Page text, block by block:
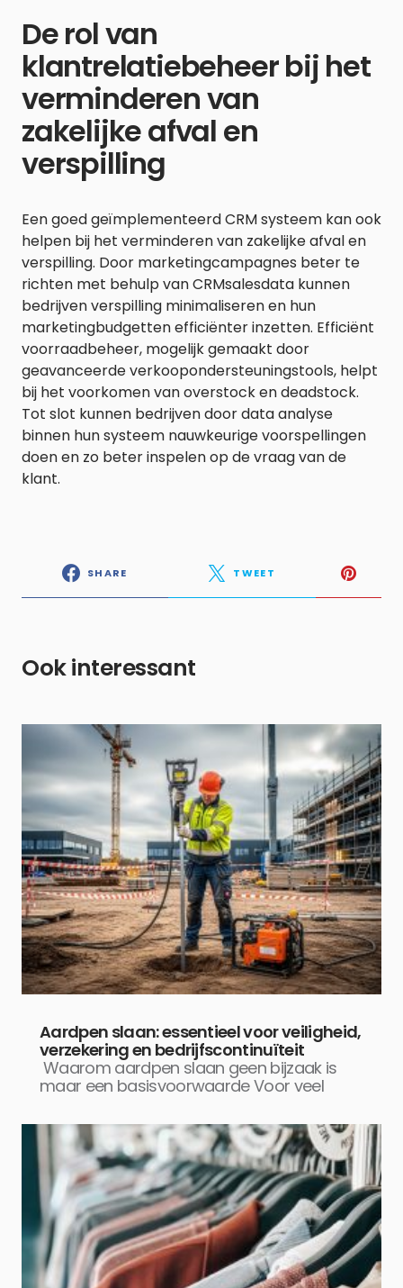
De rol van
klantrelatiebeheer bij het
verminderen van
zakelijke afval en
verspilling
Een goed geïmplementeerd CRM systeem kan ook
helpen bij het verminderen van zakelijke afval en
verspilling. Door marketingcampagnes beter te
richten met behulp van CRMsalesdata kunnen
bedrijven verspilling minimaliseren en hun
marketingbudgetten efficiënter inzetten. Efficiënt
voorraadbeheer, mogelijk gemaakt door
geavanceerde verkoopondersteuningstools, helpt
bij het voorkomen van overstock en deadstock.
Tot slot kunnen bedrijven door data analyse
binnen hun systeem nauwkeurige voorspellingen
doen en zo beter inspelen op de vraag van de
klant.
SHARE TWEET
Ook interessant
Aardpen slaan: essentieel voor veiligheid,
verzekering en bedrijfscontinuïteit
Waarom aardpen slaan geen bijzaak is
maar een basisvoorwaarde Voor veel